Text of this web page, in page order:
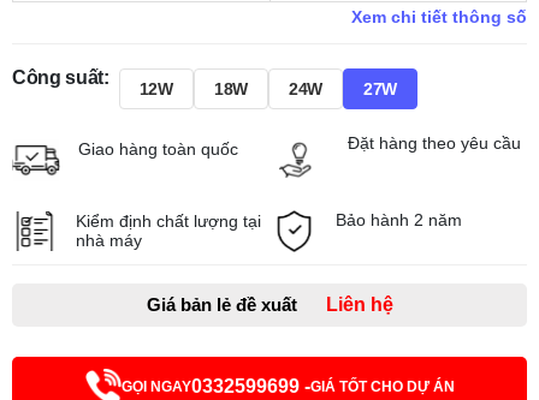
Xem chi tiết thông số
Công suất:
12W 18W 24W 27W
Giao hàng toàn quốc Đặt hàng theo yêu cầu
Kiểm định chất lượng tại
nhà máy
Bảo hành 2 năm
Giá bản lẻ đề xuất Liên hệ
GỌI NGAY0332599699 -GIÁ TỐT CHO DỰ ÁN